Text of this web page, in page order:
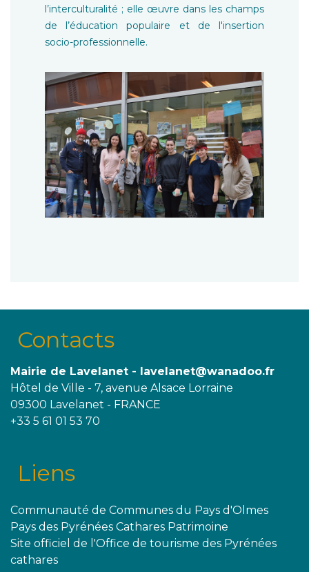
l’interculturalité ; elle œuvre dans les champs
de l’éducation populaire et de l'insertion
socio-professionnelle.
Contacts
Mairie de Lavelanet - lavelanet@wanadoo.fr
Hôtel de Ville - 7, avenue Alsace Lorraine
09300 Lavelanet - FRANCE
+33 5 61 01 53 70
Liens
Communauté de Communes du Pays d'Olmes
Pays des Pyrénées Cathares Patrimoine
Site officiel de l'Office de tourisme des Pyrénées
cathares